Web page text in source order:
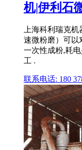
机|伊利石
上海科利瑞克机
速微粉磨）可以
一次性成粉,耗
工 .
联系电话: 180